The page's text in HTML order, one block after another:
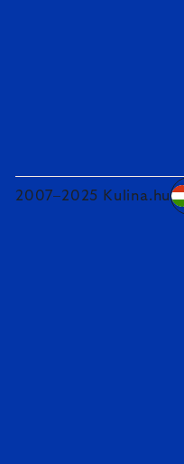
2007–2025 Kulina.hu